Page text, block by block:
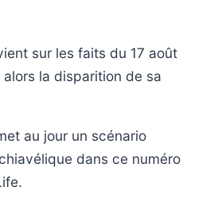
sur les faits du 17 août
la disparition de sa
au jour un scénario
dans ce numéro